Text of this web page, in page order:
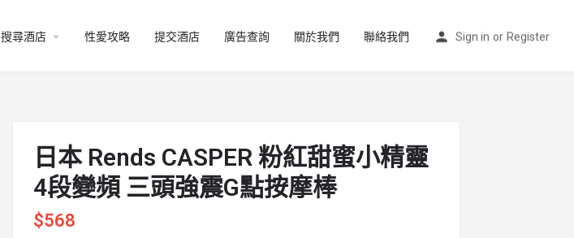
搜尋酒店 arrow_drop_down 性愛攻略 提交酒店 廣告查詢 關於我們 聯絡我們 Sign in or Register
日本 Rends CASPER 粉紅甜蜜小精靈
4段變頻 三頭強震G點按摩棒
$568